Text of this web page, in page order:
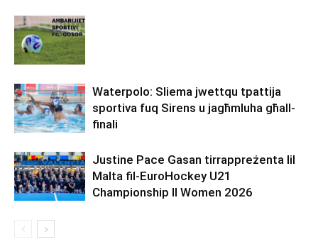
Waterpolo: Sliema jwettqu tpattija
sportiva fuq Sirens u jagħmluha għall-
finali
Justine Pace Gasan tirrappreżenta lil
Malta fil-EuroHockey U21
Championship II Women 2026